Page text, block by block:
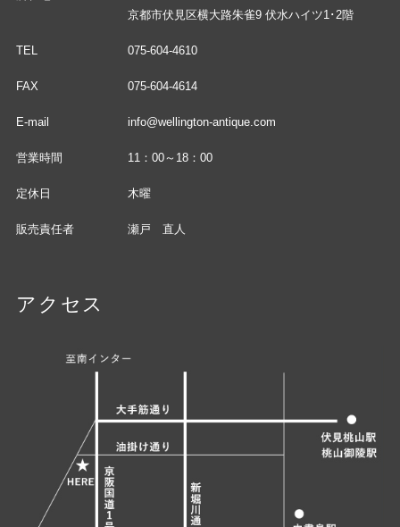
京都市伏見区横大路朱雀9 伏水ハイツ1･2階
TEL 075-604-4610
FAX 075-604-4614
E-mail info@wellington-antique.com
営業時間 11：00～18：00
定休日 木曜
販売責任者 瀬戸 直人
アクセス